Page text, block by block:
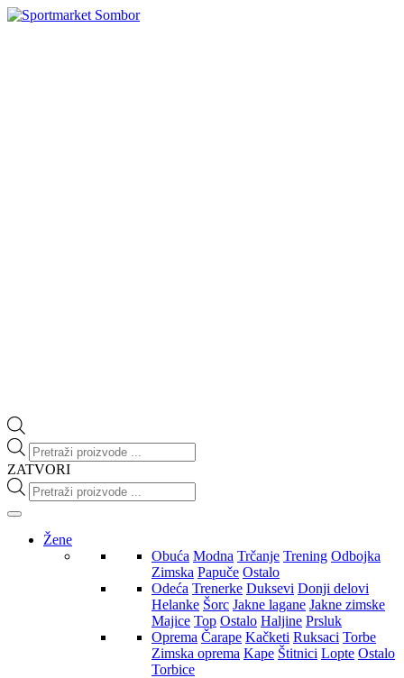
Products
search
ZATVORI
Products
search
Žene
Obuća Modna Trčanje Trening Odbojka
Zimska Papuče Ostalo
Odeća Trenerke Duksevi Donji delovi
Helanke Šorc Jakne lagane Jakne zimske
Majice Top Ostalo Haljine Prsluk
Oprema Čarape Kačketi Ruksaci Torbe
Zimska oprema Kape Štitnici Lopte Ostalo
Torbice